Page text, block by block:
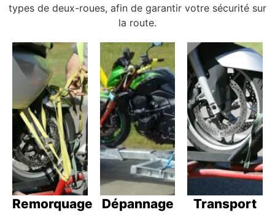
types de deux-roues, afin de garantir votre sécurité sur
la route.
Remorquage
Dépannage
Transport